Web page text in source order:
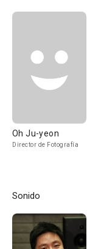
Oh Ju-yeon
Director de Fotografía
Sonido